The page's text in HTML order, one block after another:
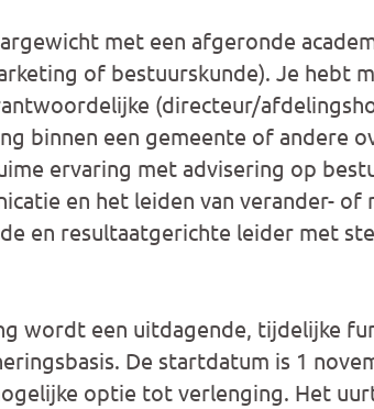
met een afgeronde
of bestuurskunde). Je hebt
(directeur/
binnen een gemeente of andere
ervaring met advisering op
en het leiden van verander-
en resultaatgerichte leider met
wordt een uitdagende, tijdelijke
De startdatum is 1
optie tot verlenging. Het